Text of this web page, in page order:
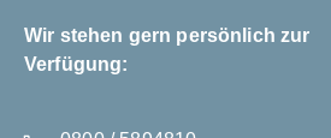
Wir stehen gern persönlich zur
Verfügung: